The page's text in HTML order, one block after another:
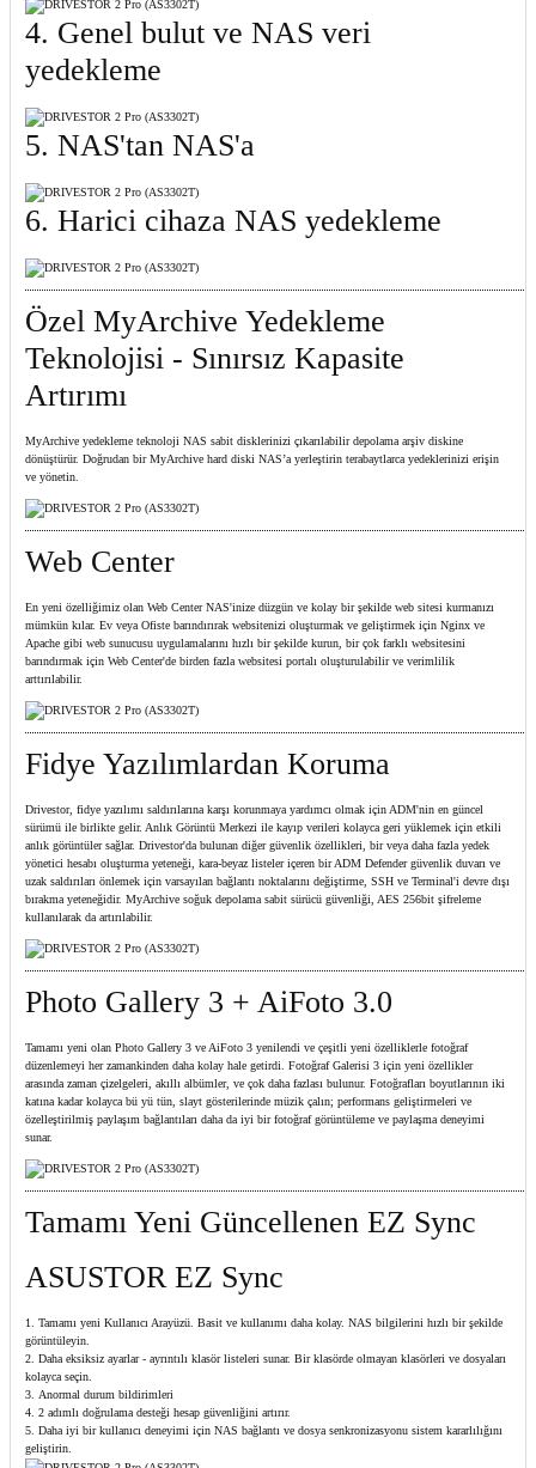
4. Genel bulut ve NAS veri
yedekleme
5. NAS'tan NAS'a
6. Harici cihaza NAS yedekleme
Özel MyArchive Yedekleme
Teknolojisi - Sınırsız Kapasite
Artırımı
MyArchive yedekleme teknoloji NAS sabit disklerinizi çıkarılabilir depolama arşiv diskine
dönüştürür. Doğrudan bir MyArchive hard diski NAS’a yerleştirin terabaytlarca yedeklerinizi erişin
ve yönetin.
Web Center
En yeni özelliğimiz olan Web Center NAS'inize düzgün ve kolay bir şekilde web sitesi kurmanızı
mümkün kılar. Ev veya Ofiste barındırırak websitenizi oluşturmak ve geliştirmek için Nginx ve
Apache gibi web sunucusu uygulamalarını hızlı bir şekilde kurun, bir çok farklı websitesini
barındırmak için Web Center'de birden fazla websitesi portalı oluşturulabilir ve verimlilik
arttırılabilir.
Fidye Yazılımlardan Koruma
Drivestor, fidye yazılımı saldırılarına karşı korunmaya yardımcı olmak için ADM'nin en güncel
sürümü ile birlikte gelir. Anlık Görüntü Merkezi ile kayıp verileri kolayca geri yüklemek için etkili
anlık görüntüler sağlar. Drivestor'da bulunan diğer güvenlik özellikleri, bir veya daha fazla yedek
yönetici hesabı oluşturma yeteneği, kara-beyaz listeler içeren bir ADM Defender güvenlik duvarı ve
uzak saldırıları önlemek için varsayılan bağlantı noktalarını değiştirme, SSH ve Terminal'i devre dışı
bırakma yeteneğidir. MyArchive soğuk depolama sabit sürücü güvenliği, AES 256bit şifreleme
kullanılarak da artırılabilir.
Photo Gallery 3 + AiFoto 3.0
Tamamı yeni olan Photo Gallery 3 ve AiFoto 3 yenilendi ve çeşitli yeni özelliklerle fotoğraf
düzenlemeyi her zamankinden daha kolay hale getirdi. Fotoğraf Galerisi 3 için yeni özellikler
arasında zaman çizelgeleri, akıllı albümler, ve çok daha fazlası bulunur. Fotoğrafları boyutlarının iki
katına kadar kolayca bü yü tün, slayt gösterilerinde müzik çalın; performans geliştirmeleri ve
özelleştirilmiş paylaşım bağlantıları daha da iyi bir fotoğraf görüntüleme ve paylaşma deneyimi
sunar.
Tamamı Yeni Güncellenen EZ Sync
ASUSTOR EZ Sync
Tamamı yeni Kullanıcı Arayüzü. Basit ve kullanımı daha kolay. NAS bilgilerini hızlı bir şekilde
görüntüleyin.
Daha eksiksiz ayarlar - ayrıntılı klasör listeleri sunar. Bir klasörde olmayan klasörleri ve dosyaları
kolayca seçin.
Anormal durum bildirimleri
2 adımlı doğrulama desteği hesap güvenliğini artırır.
Daha iyi bir kullanıcı deneyimi için NAS bağlantı ve dosya senkronizasyonu sistem kararlılığını
geliştirin.